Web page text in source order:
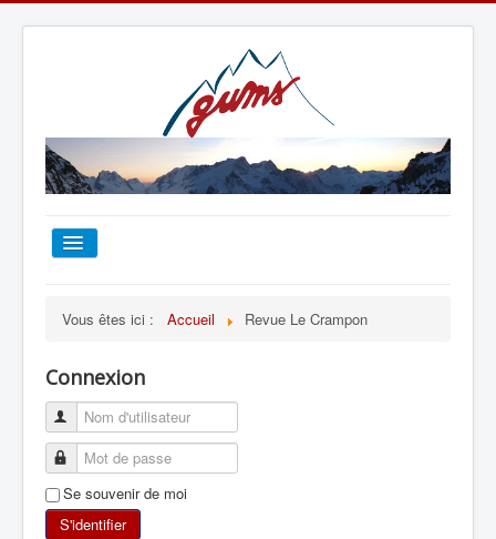
ESCALADE
ALPINISME
SKI DE RANDONNÉE
Vous êtes ici : Accueil Revue Le Crampon
Connexion
Se souvenir de moi
S'identifier